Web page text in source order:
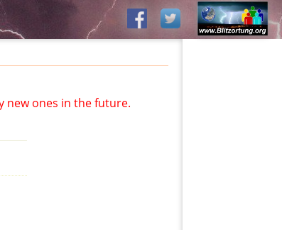
new ones in the future.